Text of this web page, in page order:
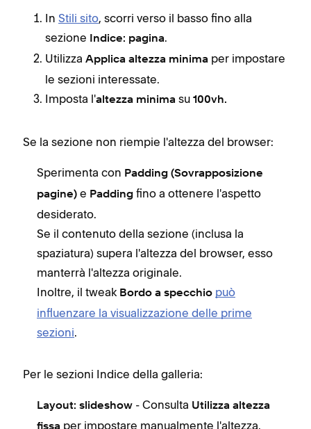
In Stili sito, scorri verso il basso fino alla
sezione
Indice: pagina.
Utilizza Applica altezza minima per impostare
le sezioni interessate.
Imposta l'altezza minima su 100vh.
Se la sezione non riempie l'altezza del browser:
Sperimenta con Padding (Sovrapposizione
pagine) e Padding fino a ottenere l'aspetto
desiderato.
Se il contenuto della sezione (inclusa la
spaziatura) supera l'altezza del browser, esso
manterrà l'altezza originale.
Inoltre, il tweak Bordo a specchio può
influenzare la visualizzazione delle prime
sezioni.
Per le sezioni Indice della galleria:
Layout: slideshow - Consulta Utilizza altezza
fissa per impostare manualmente l'altezza.